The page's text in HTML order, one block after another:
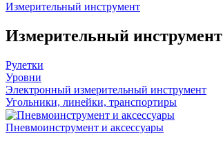
Измерительный инструмент
Измерительный инструмент
Рулетки
Уровни
Электронный измерительный инструмент
Угольники, линейки, транспортиры
Пневмоинструмент и аксессуары